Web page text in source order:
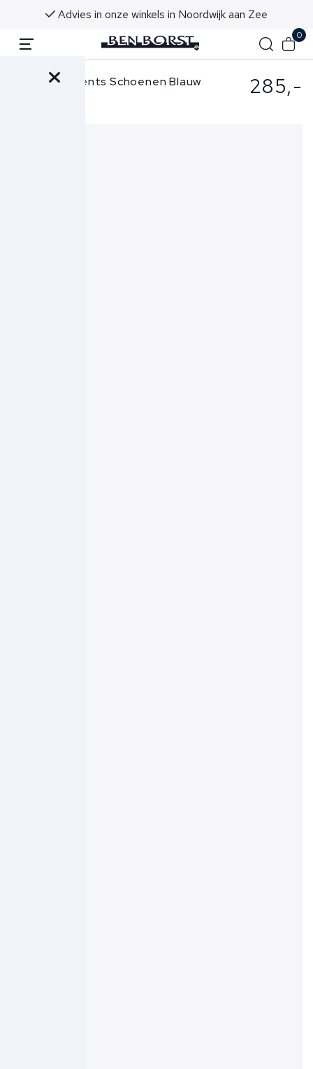
€50 (NL & BE) Voor 16:00 uur
0
Mason Garments Schoenen Blauw 285,-